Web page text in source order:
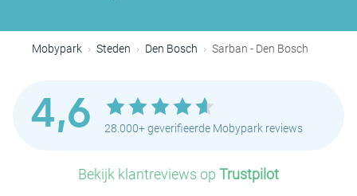
Mobypark Steden Den Bosch Sarban - Den Bosch
4,6 28.000+ geverifieerde Mobypark reviews
Bekijk klantreviews op Trustpilot